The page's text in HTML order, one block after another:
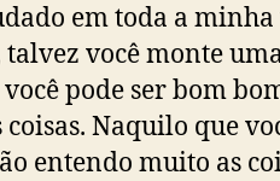
em toda a
você monte
pode ser bom
Naquilo que
entendo muito as